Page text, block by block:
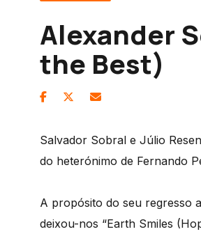
Alexander
the Best)
Salvador Sobral e Júlio
do heterónimo de Fernando
A propósito do seu regresso
deixou-nos “Earth Smiles